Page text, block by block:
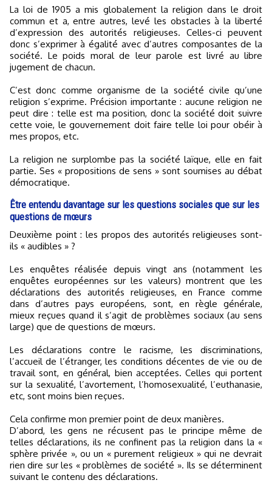
La loi de 1905 a mis globalement la religion dans le droit
commun et a, entre autres, levé les obstacles à la liberté
d’expression des autorités religieuses. Celles-ci peuvent
donc s’exprimer à égalité avec d’autres composantes de la
société. Le poids moral de leur parole est livré au libre
jugement de chacun.
C’est donc comme organisme de la société civile qu’une
religion s’exprime. Précision importante : aucune religion ne
peut dire : telle est ma position, donc la société doit suivre
cette voie, le gouvernement doit faire telle loi pour obéir à
mes propos, etc.
La religion ne surplombe pas la société laïque, elle en fait
partie. Ses « propositions de sens » sont soumises au débat
démocratique.
Être entendu davantage sur les questions sociales que sur les
questions de mœurs
Deuxième point : les propos des autorités religieuses sont-
ils « audibles » ?
Les enquêtes réalisée depuis vingt ans (notamment les
enquêtes européennes sur les valeurs) montrent que les
déclarations des autorités religieuses, en France comme
dans d’autres pays européens, sont, en règle générale,
mieux reçues quand il s’agit de problèmes sociaux (au sens
large) que de questions de mœurs.
Les déclarations contre le racisme, les discriminations,
l’accueil de l’étranger, les conditions décentes de vie ou de
travail sont, en général, bien acceptées. Celles qui portent
sur la sexualité, l’avortement, l’homosexualité, l’euthanasie,
etc, sont moins bien reçues.
Cela confirme mon premier point de deux manières.
D’abord, les gens ne récusent pas le principe même de
telles déclarations, ils ne confinent pas la religion dans la «
sphère privée », ou un « purement religieux » qui ne devrait
rien dire sur les « problèmes de société ». Ils se déterminent
suivant le contenu des déclarations.